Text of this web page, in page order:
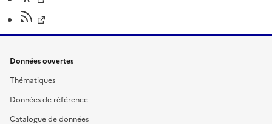
Données ouvertes
Thématiques
Données de référence
Catalogue de données